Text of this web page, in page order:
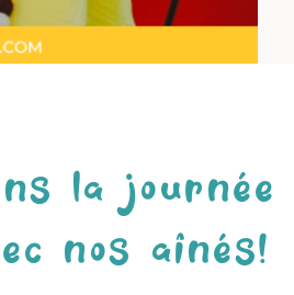
la journée
nos aînés!